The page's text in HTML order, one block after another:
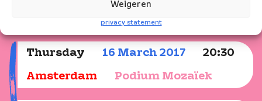
Weigeren
privacy statement
Thursday 16 March 2017 20:30
Amsterdam Podium Mozaïek